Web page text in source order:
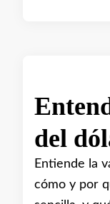
del
Entiende la
cómo y por